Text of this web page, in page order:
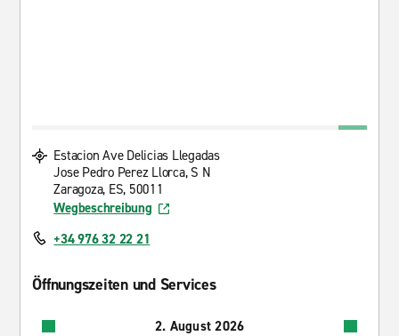
Estacion Ave Delicias Llegadas
Jose Pedro Perez Llorca, S N
Zaragoza, ES, 50011
Wegbeschreibung
+34 976 32 22 21
Öffnungszeiten und Services
2. August 2026